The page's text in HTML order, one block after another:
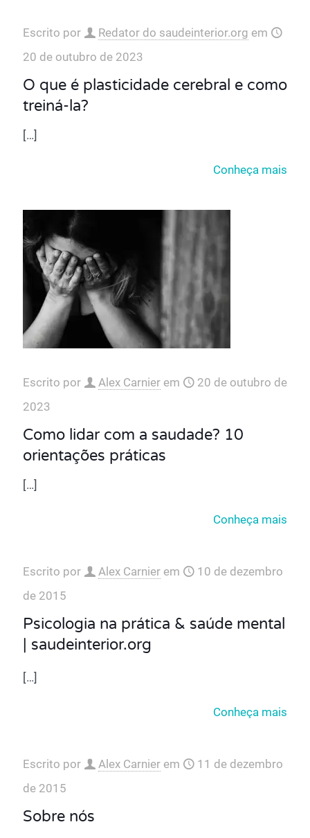
Escrito por Redator do saudeinterior.org em
20 de outubro de 2023
O que é plasticidade cerebral e como
treiná-la?
[…]
Conheça mais
Escrito por Alex Carnier em
20 de outubro de
2023
Como lidar com a saudade? 10
orientações práticas
[…]
Conheça mais
Escrito por Alex Carnier em
10 de dezembro
de 2015
Psicologia na prática & saúde mental
| saudeinterior.org
[…]
Conheça mais
Escrito por Alex Carnier em
11 de dezembro
de 2015
Sobre nós